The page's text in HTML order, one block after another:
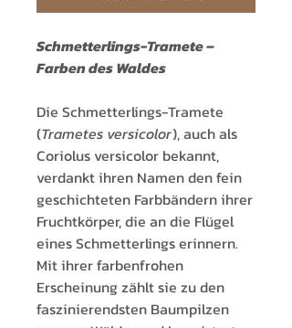
Schmetterlings-Tramete –
Farben des Waldes
Die Schmetterlings-Tramete
(Trametes versicolor), auch als
Coriolus versicolor bekannt,
verdankt ihren Namen den fein
geschichteten Farbbändern ihrer
Fruchtkörper, die an die Flügel
eines Schmetterlings erinnern.
Mit ihrer farbenfrohen
Erscheinung zählt sie zu den
faszinierendsten Baumpilzen